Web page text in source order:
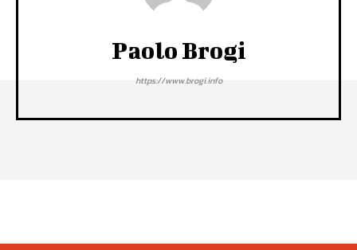
Paolo Brogi
https://www.brogi.info